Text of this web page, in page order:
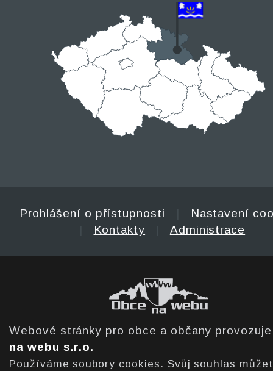
Prohlášení o přístupnosti
Nastavení
Kontakty Administrace
Webové stránky pro obce a občany
na webu s.r.o.
Používáme soubory cookies. Svůj souhlas